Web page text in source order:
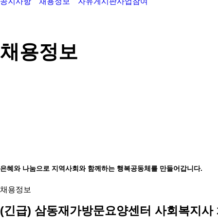
채용정보
은혜와 나눔으로 지역사회와 함께하는 행복공동체를 만들어갑니다.
채용정보
(긴급) 삼동재가방문요양센터 사회복지사